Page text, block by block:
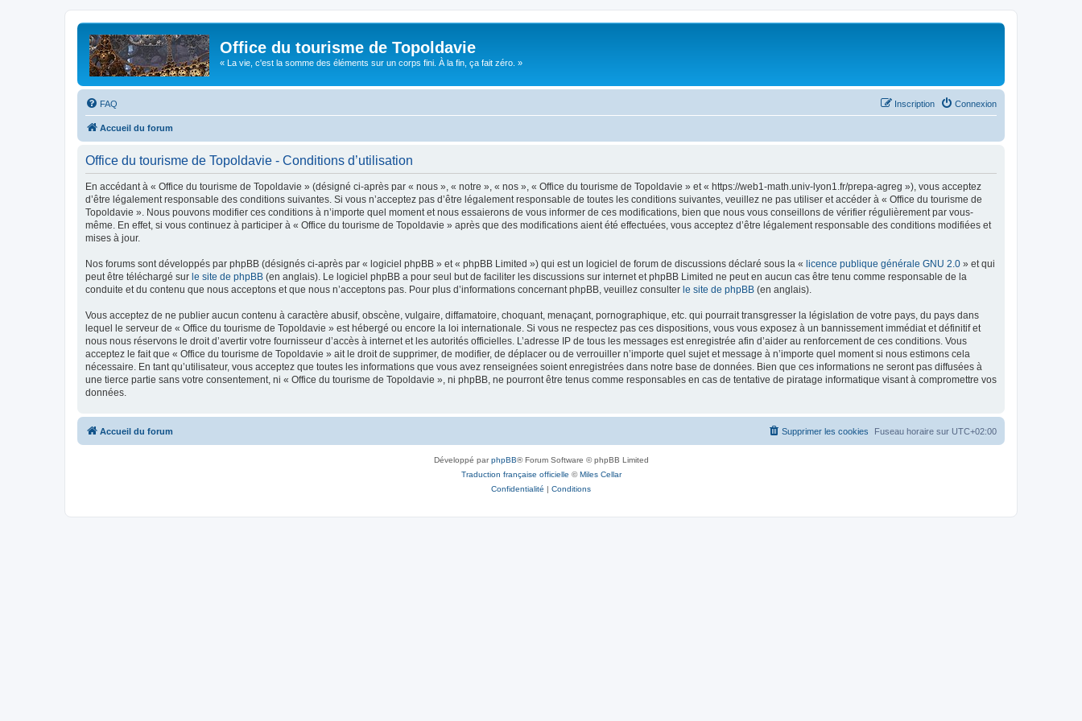
Office du tourisme de Topoldavie
« La vie, c'est la somme des éléments sur un corps fini. À la fin, ça fait zéro. »
FAQ Connexion
Inscription
Accueil du forum
Office du tourisme de Topoldavie - Conditions d’utilisation
En accédant à « Office du tourisme de Topoldavie » (désigné ci-après par « nous », « notre », « nos », « Office du tourisme de Topoldavie » et « https://web1-math.univ-lyon1.fr/prepa-agreg »), vous acceptez
d’être légalement responsable des conditions suivantes. Si vous n’acceptez pas d’être légalement responsable de toutes les conditions suivantes, veuillez ne pas utiliser et accéder à « Office du tourisme de
Topoldavie ». Nous pouvons modifier ces conditions à n’importe quel moment et nous essaierons de vous informer de ces modifications, bien que nous vous conseillons de vérifier régulièrement par vous-
même. En effet, si vous continuez à participer à « Office du tourisme de Topoldavie » après que des modifications aient été effectuées, vous acceptez d’être légalement responsable des conditions modifiées et
mises à jour.
Nos forums sont développés par phpBB (désignés ci-après par « logiciel phpBB » et « phpBB Limited ») qui est un logiciel de forum de discussions déclaré sous la « licence publique générale GNU 2.0 » et qui
peut être téléchargé sur le site de phpBB (en anglais). Le logiciel phpBB a pour seul but de faciliter les discussions sur internet et phpBB Limited ne peut en aucun cas être tenu comme responsable de la
conduite et du contenu que nous acceptons et que nous n’acceptons pas. Pour plus d’informations concernant phpBB, veuillez consulter le site de phpBB (en anglais).
Vous acceptez de ne publier aucun contenu à caractère abusif, obscène, vulgaire, diffamatoire, choquant, menaçant, pornographique, etc. qui pourrait transgresser la législation de votre pays, du pays dans
lequel le serveur de « Office du tourisme de Topoldavie » est hébergé ou encore la loi internationale. Si vous ne respectez pas ces dispositions, vous vous exposez à un bannissement immédiat et définitif et
nous nous réservons le droit d’avertir votre fournisseur d’accès à internet et les autorités officielles. L’adresse IP de tous les messages est enregistrée afin d’aider au renforcement de ces conditions. Vous
acceptez le fait que « Office du tourisme de Topoldavie » ait le droit de supprimer, de modifier, de déplacer ou de verrouiller n’importe quel sujet et message à n’importe quel moment si nous estimons cela
nécessaire. En tant qu’utilisateur, vous acceptez que toutes les informations que vous avez renseignées soient enregistrées dans notre base de données. Bien que ces informations ne seront pas diffusées à
une tierce partie sans votre consentement, ni « Office du tourisme de Topoldavie », ni phpBB, ne pourront être tenus comme responsables en cas de tentative de piratage informatique visant à compromettre vos
données.
Accueil du forum Fuseau horaire sur UTC+02:00
Supprimer les cookies
Développé parphpBB® Forum Software © phpBB Limited
Traduction française officielle ©Miles Cellar
Confidentialité | Conditions